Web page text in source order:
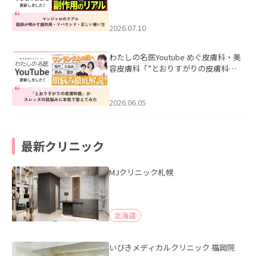
た。
2026.07.10
わたしの名医Youtube めぐ皮膚科・美
容皮膚科「”とおりすがりの皮膚科
2026.06.05
最新クリニック
MJクリニック札幌
北海道
いびきメディカルクリニック 福岡院